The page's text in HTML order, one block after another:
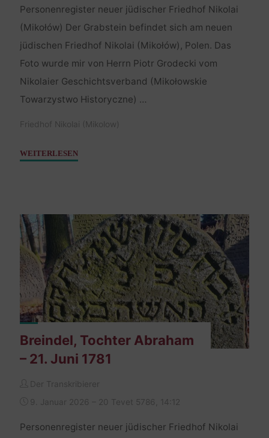
Personenregister neuer jüdischer Friedhof Nikolai
(Mikołów) Der Grabstein befindet sich am neuen
jüdischen Friedhof Nikolai (Mikołów), Polen. Das
Foto wurde mir von Herrn Piotr Grodecki vom
Nikolaier Geschichtsverband (Mikołowskie
Towarzystwo Historyczne) …
Friedhof Nikolai (Mikolow)
WEITERLESEN"Samuel,
–
3.
Februar
1792"
Breindel, Tochter Abraham
– 21. Juni 1781
Der Transkribierer
9. Januar 2026 – 20 Tevet 5786, 14:12
Personenregister neuer jüdischer Friedhof Nikolai